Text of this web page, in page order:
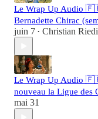
Le Wrap Up Audio
Bernadette Chirac
juin 7 • Christian Riedi
Le Wrap Up Audio
nouveau la Ligue des
mai 31